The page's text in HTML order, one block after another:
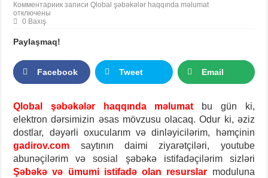
Комментариик записи Qlobal şəbəkələr haqqında məlumat
отключены
0 Baxış
Paylaşmaq!
Facebook Tweet Email
Qlobal şəbəkələr haqqında məlumat bu gün ki,
elektron dərsimizin əsas mövzusu olacaq. Odur ki, əziz
dostlar, dəyərli oxucularım və dinləyicilərim, həmçinin
gadirov.com saytının daimi ziyarətçiləri, youtube
abunəçilərim və sosial şəbəkə istifadəçilərim sizləri
Şəbəkə və ümumi istifadə olan resurslar moduluna